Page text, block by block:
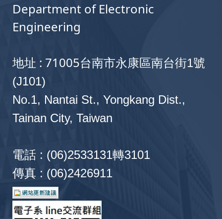
Department of Electronic
Engineering
地址 : 71005台南市永康區南台街1號
(J101)
No.1, Nantai St., Yongkang Dist.,
Tainan City, Taiwan
電話 : (06)2533131轉3101
傳真 : (06)2426911